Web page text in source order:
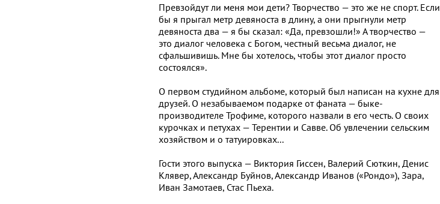
Превзойдут ли меня мои дети? Творчество — это же не спорт. Если
бы я прыгал метр девяноста в длину, а они прыгнули метр
девяноста два — я бы сказал: «Да, превзошли!» А творчество —
это диалог человека с Богом, честный весьма диалог, не
сфальшивишь. Мне бы хотелось, чтобы этот диалог просто
состоялся».
О первом студийном альбоме, который был написан на кухне для
друзей. О незабываемом подарке от фаната — быке-
производителе Трофиме, которого назвали в его честь. О своих
курочках и петухах — Терентии и Савве. Об увлечении сельским
хозяйством и о татуировках...
Гости этого выпуска — Виктория Гиссен, Валерий Сюткин, Денис
Клявер, Александр Буйнов, Александр Иванов («Рондо»), Зара,
Иван Замотаев, Стас Пьеха.